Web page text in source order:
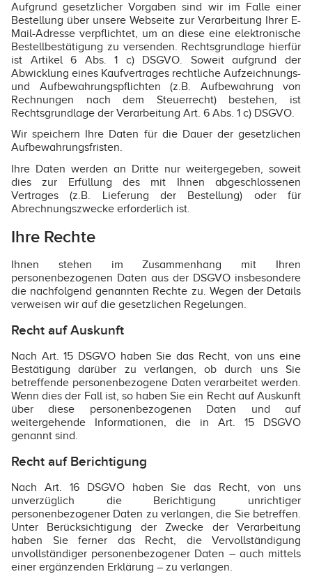
Aufgrund gesetzlicher Vorgaben sind wir im Falle einer
Bestellung über unsere Webseite zur Verarbeitung Ihrer E-
Mail-Adresse verpflichtet, um an diese eine elektronische
Bestellbestätigung zu versenden. Rechtsgrundlage hierfür
ist Artikel 6 Abs. 1 c) DSGVO. Soweit aufgrund der
Abwicklung eines Kaufvertrages rechtliche Aufzeichnungs-
und Aufbewahrungspflichten (z.B. Aufbewahrung von
Rechnungen nach dem Steuerrecht) bestehen, ist
Rechtsgrundlage der Verarbeitung Art. 6 Abs. 1 c) DSGVO.
Wir speichern Ihre Daten für die Dauer der gesetzlichen
Aufbewahrungsfristen.
Ihre Daten werden an Dritte nur weitergegeben, soweit
dies zur Erfüllung des mit Ihnen abgeschlossenen
Vertrages (z.B. Lieferung der Bestellung) oder für
Abrechnungszwecke erforderlich ist.
Ihre Rechte
Ihnen stehen im Zusammenhang mit Ihren
personenbezogenen Daten aus der DSGVO insbesondere
die nachfolgend genannten Rechte zu. Wegen der Details
verweisen wir auf die gesetzlichen Regelungen.
Recht auf Auskunft
Nach Art. 15 DSGVO haben Sie das Recht, von uns eine
Bestätigung darüber zu verlangen, ob durch uns Sie
betreffende personenbezogene Daten verarbeitet werden.
Wenn dies der Fall ist, so haben Sie ein Recht auf Auskunft
über diese personenbezogenen Daten und auf
weitergehende Informationen, die in Art. 15 DSGVO
genannt sind.
Recht auf Berichtigung
Nach Art. 16 DSGVO haben Sie das Recht, von uns
unverzüglich die Berichtigung unrichtiger
personenbezogener Daten zu verlangen, die Sie betreffen.
Unter Berücksichtigung der Zwecke der Verarbeitung
haben Sie ferner das Recht, die Vervollständigung
unvollständiger personenbezogener Daten – auch mittels
einer ergänzenden Erklärung – zu verlangen.